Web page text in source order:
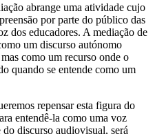
abrange uma atividade cujo
por parte do público das
dos educadores. A mediação de
um discurso autónomo
como um recurso onde o
quando se entende como um
repensar esta figura do
entendê-la como uma voz
discurso audiovisual, será